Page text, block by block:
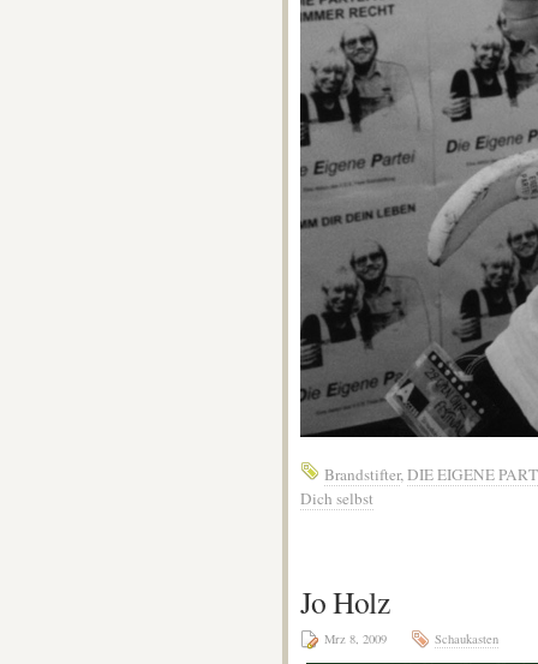
Brandstifter,DIE EIGENE
Dich selbst
Jo Holz
Mrz 8, 2009 Schaukasten